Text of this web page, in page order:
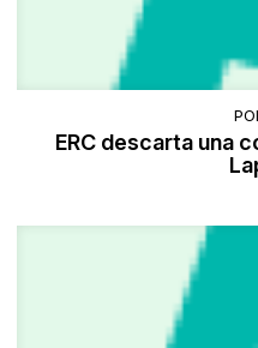
ERC descarta una